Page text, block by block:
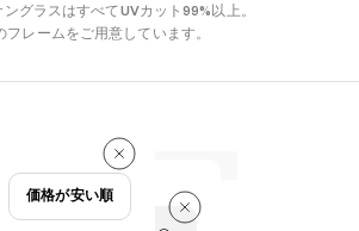
グラスはすべてUVカット99%以上。
レームをご用意しています。
価格が安い順